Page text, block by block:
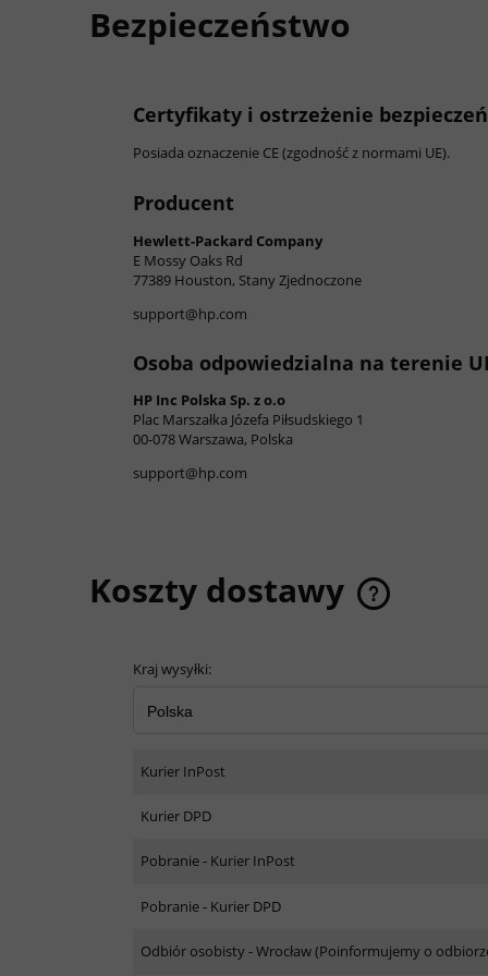
Bezpieczeństwo
Certyfikaty i ostrzeżenie
Posiada oznaczenie CE (zgodność z normami UE).
Producent
Hewlett-Packard Company
E Mossy Oaks Rd
77389 Houston, Stany Zjednoczone
support@hp.com
Osoba odpowiedzialna na terenie
HP Inc Polska Sp. z o.o
Plac Marszałka Józefa Piłsudskiego 1
00-078 Warszawa, Polska
support@hp.com
Koszty dostawy
Kraj wysyłki:
Kurier InPost
Kurier DPD
Pobranie - Kurier InPost
Pobranie - Kurier DPD
Odbiór osobisty - Wrocław(Poinformujemy o